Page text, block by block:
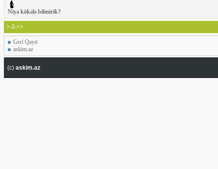
Niyə kökələ bilmirik?
>-2->>
Geri Qayıt
askim.az
(c) askim.az